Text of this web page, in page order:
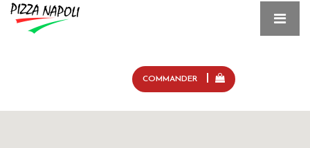
COMMANDER